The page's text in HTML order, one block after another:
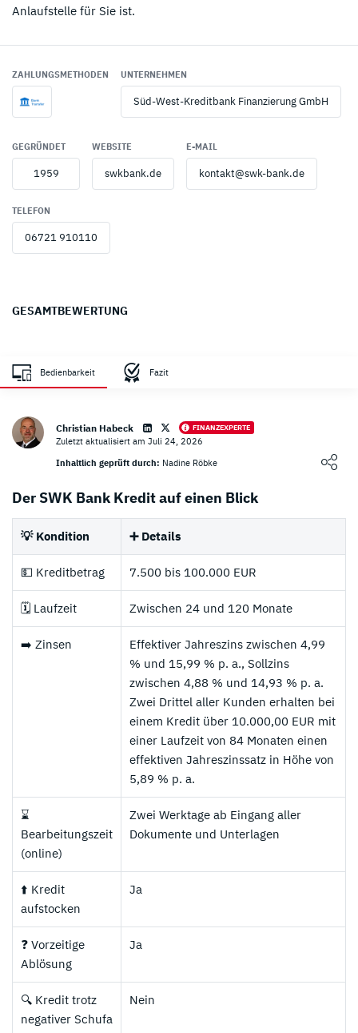
Anlaufstelle für Sie ist.
ZAHLUNGSMETHODEN UNTERNEHMEN
Süd-West-Kreditbank Finanzierung GmbH
GEGRÜNDET
1959
WEBSITE
swkbank.de
E-MAIL
kontakt@swk-bank.de
TELEFON
06721 910110
GESAMTBEWERTUNG
Bedienbarkeit Fazit
Christian Habeck FINANZEXPERTE
Zuletzt aktualisiert am Juli 24, 2026
Inhaltlich geprüft durch: Nadine Röbke
Der SWK Bank Kredit auf einen Blick
💡 Kondition ➕ Details
💵 Kreditbetrag 7.500 bis 100.000 EUR
🗓️ Laufzeit Zwischen 24 und 120 Monate
➡️ Zinsen
Effektiver Jahreszins zwischen 4,99
% und 15,99 % p. a., Sollzins
zwischen 4,88 % und 14,93 % p. a.
Zwei Drittel aller Kunden erhalten bei
einem Kredit über 10.000,00 EUR mit
einer Laufzeit von 84 Monaten einen
effektiven Jahreszinssatz in Höhe von
5,89 % p. a.
⌛
Bearbeitungszeit
(online)
Zwei Werktage ab Eingang aller
Dokumente und Unterlagen
⬆️ Kredit
aufstocken
Ja
❓ Vorzeitige
Ablösung
Ja
🔍 Kredit trotz
negativer Schufa
Nein